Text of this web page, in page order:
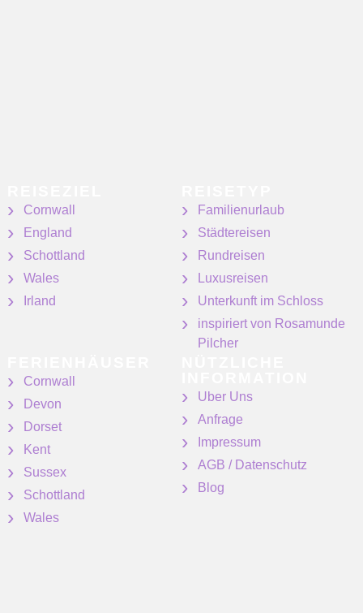
Cornwall
England
Schottland
Wales
Irland
Familienurlaub
Städtereisen
Rundreisen
Luxusreisen
Unterkunft im Schloss
inspiriert von Rosamunde
Pilcher
Cornwall
Devon
Dorset
Kent
Sussex
Schottland
Wales
Uber Uns
Anfrage
Impressum
AGB / Datenschutz
Blog